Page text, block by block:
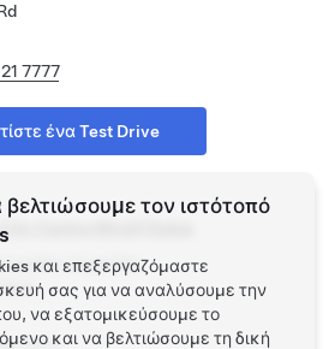
7777
ένα Test Drive
Centre Mirdif Dubai
Bin Zayed Rd
τον ιστότοπό
και επεξεργαζόμαστε
σας για να αναλύσουμε την
να εξατομικεύσουμε το
και να βελτιώσουμε τη δική